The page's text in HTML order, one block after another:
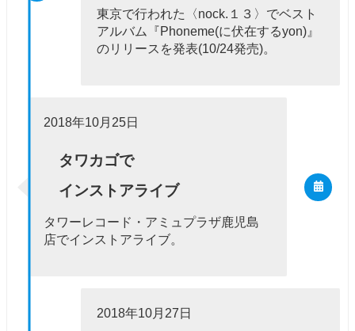
東京で行われた〈nock.１３〉でベスト
アルバム『Phoneme(に伏在するyon)』
のリリースを発表(10/24発売)。
2018年10月25日
タワカゴで
インストアライブ
タワーレコード・アミュプラザ鹿児島
店でインストアライブ。
2018年10月27日